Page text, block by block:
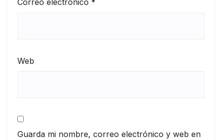
Correo electrónico *
Web
Guarda mi nombre, correo electrónico y web en